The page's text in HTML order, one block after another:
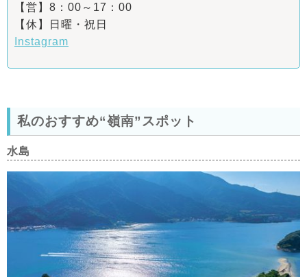
【営】8：00～17：00
【休】日曜・祝日
Instagram
私のおすすめ“嶺南”スポット
水島